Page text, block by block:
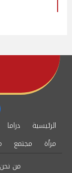
الرئيسية دراما
مرأة
مجتمع
من نحن